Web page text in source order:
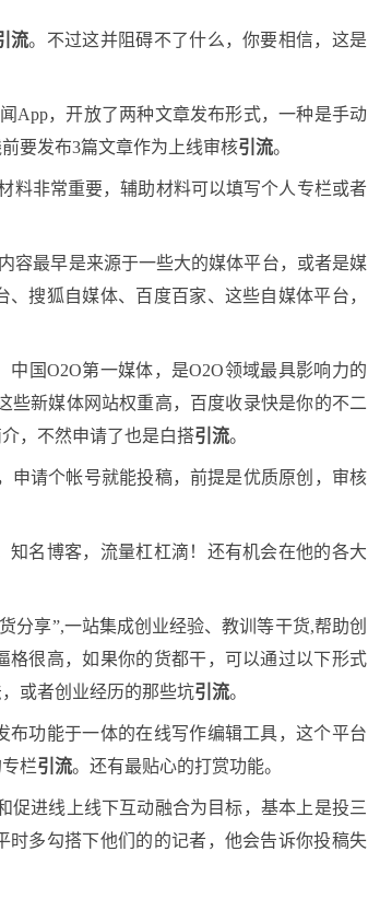
流。不过这并阻碍不了什么，你要相信，这是
App，开放了两种文章发布形式，一种是手动
要发布3篇文章作为上线审核引流。
料非常重要，辅助材料可以填写个人专栏或者
容最早是来源于一些大的媒体平台，或者是媒
搜狐自媒体、百度百家、这些自媒体平台，
国O2O第一媒体，是O2O领域最具影响力的
些新媒体网站权重高，百度收录快是你的不二
，不然申请了也是白搭引流。
申请个帐号就能投稿，前提是优质原创，审核
知名博客，流量杠杠滴！还有机会在他的各大
分享”,一站集成创业经验、教训等干货,帮助创
很高，如果你的货都干，可以通过以下形式
或者创业经历的那些坑引流。
布功能于一体的在线写作编辑工具，这个平台
栏引流。还有最贴心的打赏功能。
促进线上线下互动融合为目标，基本上是投三
多勾搭下他们的的记者，他会告诉你投稿失